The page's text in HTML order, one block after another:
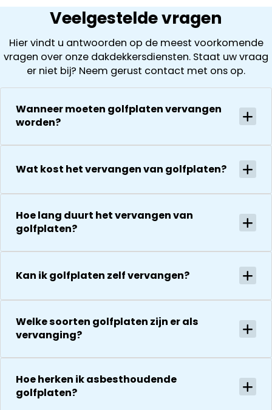
worden,
en
van de
aanrader!
dat de
schoorsteen
onderhoud
had. Wij
kregen direct
een offerte
na 1 week
herstel. Nu 1
week later wil
dakdekker
uitvoering en
Het is nog
droog!!! Dus
zeker een 5
waard door
uit wat ze zijn
foto’s zien).
offerte is
vervolgens
helder en
gedurende
hele proces
goed op de
hoogte van
stand van
vervolgens
onverwachte
zaken die ze
tegenkomen
vakkundig
zonder extra
ook dan
communeren
Veelgestelde vragen
Hier vindt u antwoorden op de meest voorkomende
vragen over onze dakdekkersdiensten. Staat uw vraag
er niet bij? Neem gerust contact met ons op.
Wanneer moeten golfplaten vervangen
worden?
Wat kost het vervangen van golfplaten?
Hoe lang duurt het vervangen van
golfplaten?
Kan ik golfplaten zelf vervangen?
Welke soorten golfplaten zijn er als
vervanging?
Hoe herken ik asbesthoudende
golfplaten?